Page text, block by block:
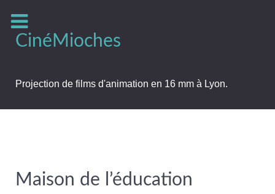
CinéMioches
Projection de films d'animation en 16 mm à Lyon.
Maison de l’éducation